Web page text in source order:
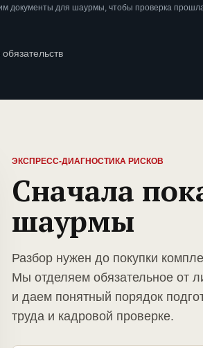
документы для шаурмы, чтобы проверка
ЭКСПРЕСС-ДИАГНОСТИКА РИСКОВ
Сначала
шаурмы
Разбор нужен до покупки
Мы отделяем обязательное от
и даем понятный порядок
труда и кадровой проверке.